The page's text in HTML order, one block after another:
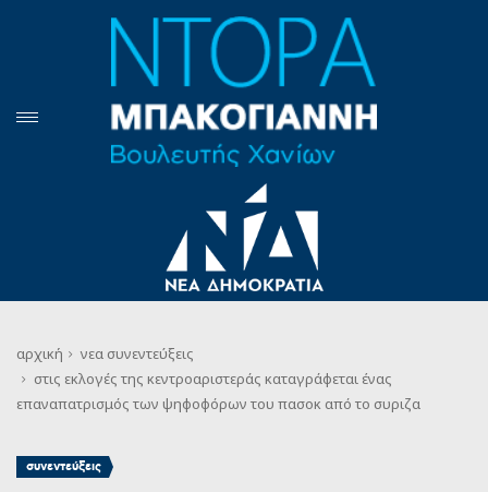
αρχική νεα συνεντεύξεις
στις εκλογές της κεντροαριστεράς καταγράφεται ένας
επαναπατρισμός των ψηφοφόρων του πασοκ από το συριζα
συνεντεύξεις